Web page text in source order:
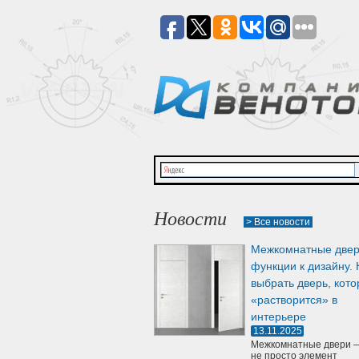
Новости > Все новости
Межкомнатные
функции к дизайну.
выбрать дверь,
«растворится» в
интерьере
13.11.2025
Межкомнатные двери
не просто элемент